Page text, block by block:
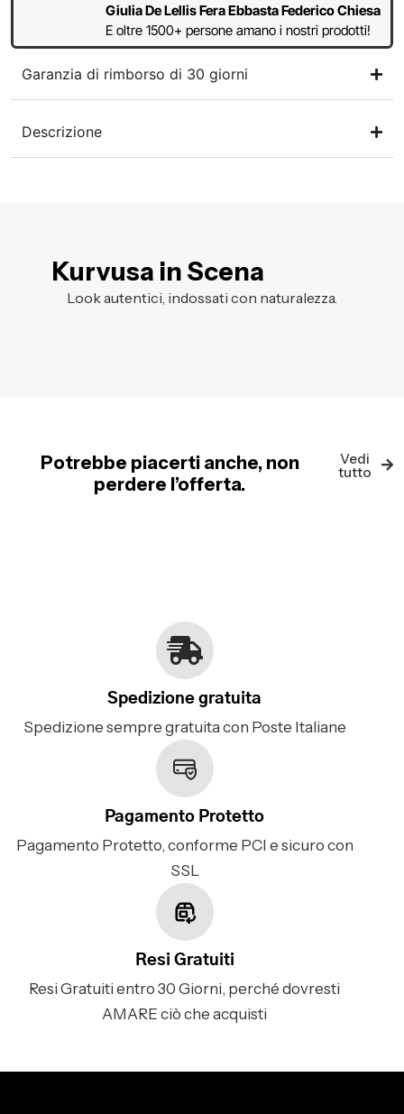
Giulia De Lellis Fera Ebbasta Federico Chiesa
E oltre 1500+ persone amano i nostri prodotti!
Garanzia di rimborso di 30 giorni
Descrizione
Kurvusa in Scena
Look autentici, indossati con naturalezza.
Potrebbe piacerti anche, non
perdere l’offerta.
Vedi
tutto
Spedizione gratuita
Spedizione sempre gratuita con Poste Italiane
Pagamento Protetto
Pagamento Protetto, conforme PCI e sicuro con
SSL
Resi Gratuiti
Resi Gratuiti entro 30 Giorni, perché dovresti
AMARE ciò che acquisti